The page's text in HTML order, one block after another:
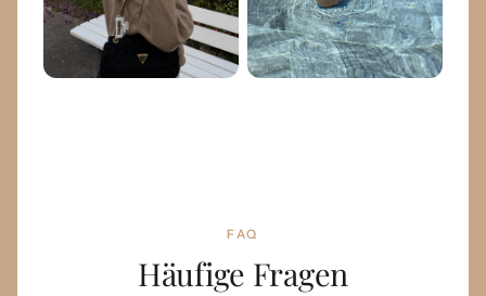
FAQ
Häufige Fragen